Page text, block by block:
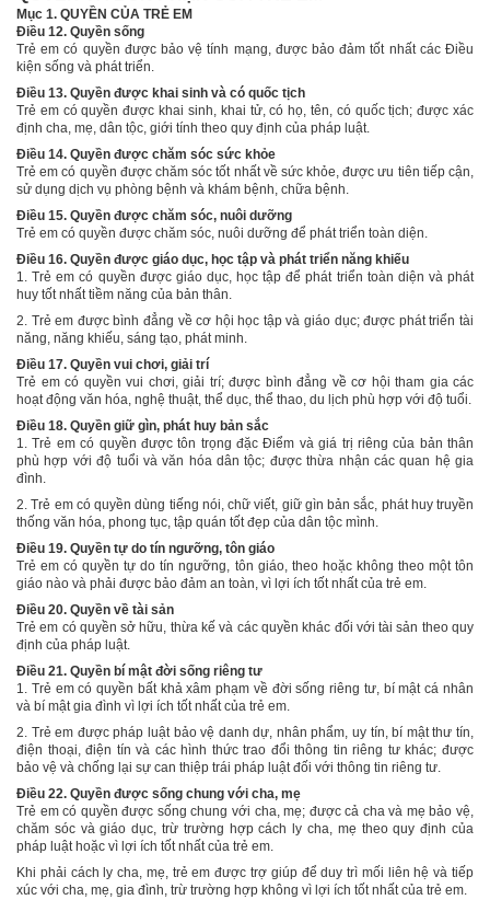
Mục 1. QUYỀN CỦA TRẺ EM
Điều 12. Quyền sống
Trẻ em có quyền được bảo vệ tính mạng, được bảo đảm tốt nhất các Điều
kiện sống và phát triển.
Điều 13. Quyền được khai sinh và có quốc tịch
Trẻ em có quyền được khai sinh, khai tử, có họ, tên, có quốc tịch; được xác
định cha, mẹ, dân tộc, giới tính theo quy định của pháp luật.
Điều 14. Quyền được chăm sóc sức khỏe
Trẻ em có quyền được chăm sóc tốt nhất về sức khỏe, được ưu tiên tiếp cận,
sử dụng dịch vụ phòng bệnh và khám bệnh, chữa bệnh.
Điều 15. Quyền được chăm sóc, nuôi dưỡng
Trẻ em có quyền được chăm sóc, nuôi dưỡng để phát triển toàn diện.
Điều 16. Quyền được giáo dục, học tập và phát triển năng khiếu
1. Trẻ em có quyền được giáo dục, học tập để phát triển toàn diện và phát
huy tốt nhất tiềm năng của bản thân.
2. Trẻ em được bình đẳng về cơ hội học tập và giáo dục; được phát triển tài
năng, năng khiếu, sáng tạo, phát minh.
Điều 17. Quyền vui chơi, giải trí
Trẻ em có quyền vui chơi, giải trí; được bình đẳng về cơ hội tham gia các
hoạt động văn hóa, nghệ thuật, thể dục, thể thao, du lịch phù hợp với độ tuổi.
Điều 18. Quyền giữ gìn, phát huy bản sắc
1. Trẻ em có quyền được tôn trọng đặc Điểm và giá trị riêng của bản thân
phù hợp với độ tuổi và văn hóa dân tộc; được thừa nhận các quan hệ gia
đình.
2. Trẻ em có quyền dùng tiếng nói, chữ viết, giữ gìn bản sắc, phát huy truyền
thống văn hóa, phong tục, tập quán tốt đẹp của dân tộc mình.
Điều 19. Quyền tự do tín ngưỡng, tôn giáo
Trẻ em có quyền tự do tín ngưỡng, tôn giáo, theo hoặc không theo một tôn
giáo nào và phải được bảo đảm an toàn, vì lợi ích tốt nhất của trẻ em.
Điều 20. Quyền về tài sản
Trẻ em có quyền sở hữu, thừa kế và các quyền khác đối với tài sản theo quy
định của pháp luật.
Điều 21. Quyền bí mật đời sống riêng tư
1. Trẻ em có quyền bất khả xâm phạm về đời sống riêng tư, bí mật cá nhân
và bí mật gia đình vì lợi ích tốt nhất của trẻ em.
2. Trẻ em được pháp luật bảo vệ danh dự, nhân phẩm, uy tín, bí mật thư tín,
điện thoại, điện tín và các hình thức trao đổi thông tin riêng tư khác; được
bảo vệ và chống lại sự can thiệp trái pháp luật đối với thông tin riêng tư.
Điều 22. Quyền được sống chung với cha, mẹ
Trẻ em có quyền được sống chung với cha, mẹ; được cả cha và mẹ bảo vệ,
chăm sóc và giáo dục, trừ trường hợp cách ly cha, mẹ theo quy định của
pháp luật hoặc vì lợi ích tốt nhất của trẻ em.
Khi phải cách ly cha, mẹ, trẻ em được trợ giúp để duy trì mối liên hệ và tiếp
xúc với cha, mẹ, gia đình, trừ trường hợp không vì lợi ích tốt nhất của trẻ em.